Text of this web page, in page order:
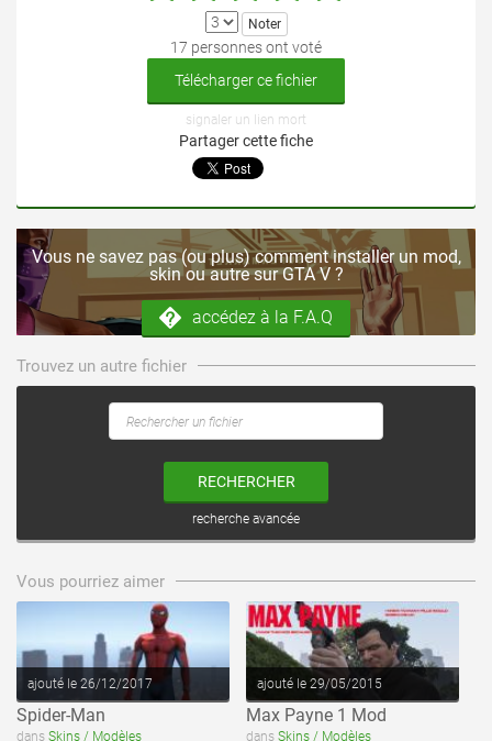
17 personnes ont voté
Télécharger ce fichier
signaler un lien mort
Partager cette fiche
Vous ne savez pas (ou plus) comment installer un mod,
skin ou autre sur GTA V ?
accédez à la F.A.Q
Trouvez un autre fichier
RECHERCHER
recherche avancée
Vous pourriez aimer
ajouté le 26/12/2017
Spider-Man
dans Skins / Modèles
ajouté le 29/05/2015
Max Payne 1 Mod
dans Skins / Modèles
voir ce fichier voir ce fichier